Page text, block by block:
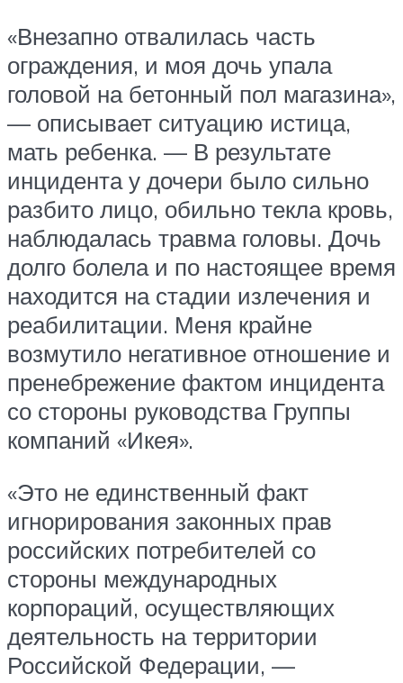
«Внезапно отвалилась часть
ограждения, и моя дочь упала
головой на бетонный пол магазина»,
— описывает ситуацию истица,
мать ребенка. — В результате
инцидента у дочери было сильно
разбито лицо, обильно текла кровь,
наблюдалась травма головы. Дочь
долго болела и по настоящее время
находится на стадии излечения и
реабилитации. Меня крайне
возмутило негативное отношение и
пренебрежение фактом инцидента
со стороны руководства Группы
компаний «Икея».
«Это не единственный факт
игнорирования законных прав
российских потребителей со
стороны международных
корпораций, осуществляющих
деятельность на территории
Российской Федерации, —